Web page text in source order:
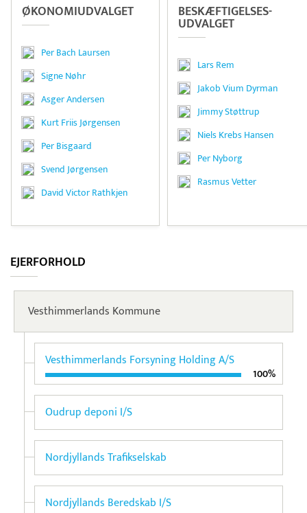
ØKONOMI­UDVALGET
Per Bach Laursen
Signe Nøhr
Asger Andersen
Kurt Friis Jørgensen
Per Bisgaard
Svend Jørgensen
David Victor Rathkjen
BESKÆFTIGELSES­
UDVALGET
Lars Rem
Jakob Vium Dyrman
Jimmy Støttrup
Niels Krebs Hansen
Per Nyborg
Rasmus Vetter
EJERFORHOLD
Vesthimmerlands Kommune
Vesthimmerlands Forsyning Holding A/S
100%
Oudrup deponi I/S
Nordjyllands Trafikselskab
Nordjyllands Beredskab I/S